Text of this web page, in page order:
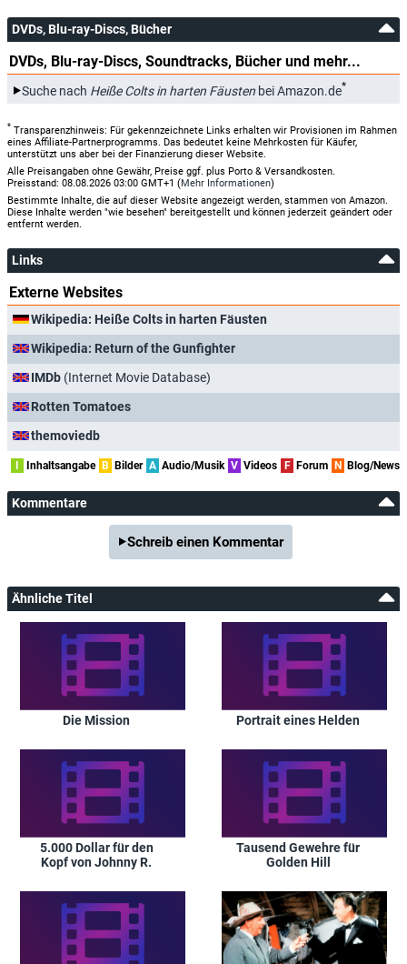
DVDs, Blu-ray-Discs, Bücher
DVDs, Blu-ray-Discs, Soundtracks, Bücher und mehr...
Suche nach Heiße Colts in harten Fäusten bei Amazon.de*
* Transparenzhinweis: Für gekennzeichnete Links erhalten wir Provisionen im Rahmen
eines Affiliate-Partnerprogramms. Das bedeutet keine Mehrkosten für Käufer,
unterstützt uns aber bei der Finanzierung dieser Website.
Alle Preisangaben ohne Gewähr, Preise ggf. plus Porto & Versandkosten.
Preisstand: 08.08.2026 03:00 GMT+1 (Mehr Informationen)
Bestimmte Inhalte, die auf dieser Website angezeigt werden, stammen von Amazon.
Diese Inhalte werden "wie besehen" bereitgestellt und können jederzeit geändert oder
entfernt werden.
Links
Externe Websites
Wikipedia: Heiße Colts in harten Fäusten
Wikipedia: Return of the Gunfighter
IMDb (Internet Movie Database)
Rotten Tomatoes
themoviedb
I Inhaltsangabe B Bilder A Audio/Musik V Videos F Forum N Blog/News
Kommentare
Schreib einen Kommentar
Ähnliche Titel
Die Mission Portrait eines Helden
5.000 Dollar für den
Kopf von Johnny R.
Tausend Gewehre für
Golden Hill